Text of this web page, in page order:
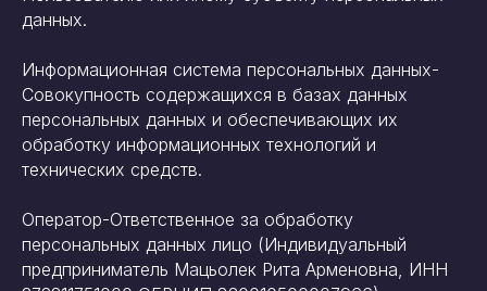
данных.
Информационная система персональных данных-
Совокупность содержащихся в базах данных
персональных данных и обеспечивающих их
обработку информационных технологий и
технических средств.
Оператор-Ответственное за обработку
персональных данных лицо (Индивидуальный
предприниматель Мацьолек Рита Арменовна, ИНН